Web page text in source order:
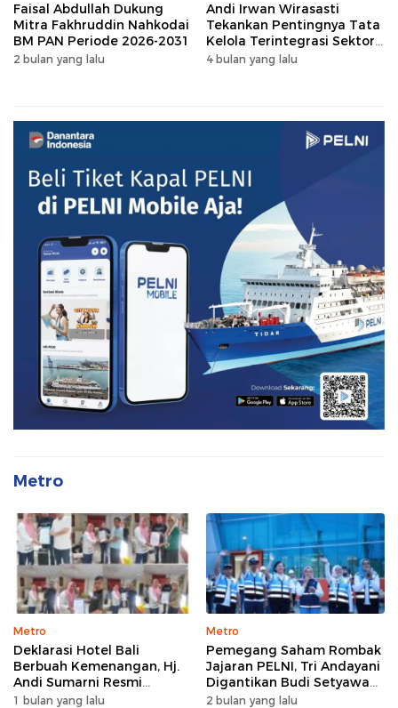
Faisal Abdullah Dukung
Mitra Fakhruddin Nahkodai
BM PAN Periode 2026-2031
2 bulan yang lalu
Andi Irwan Wirasasti
Tekankan Pentingnya Tata
Kelola Terintegrasi Sektor
Peternakan Sulsel
4 bulan yang lalu
Metro
Metro
Deklarasi Hotel Bali
Berbuah Kemenangan, Hj.
Andi Sumarni Resmi
Nahkodai DPW FK PKBM
1 bulan yang lalu
Metro
Pemegang Saham Rombak
Jajaran PELNI, Tri Andayani
Digantikan Budi Setyawan
Wijaya sebagai Dirut
2 bulan yang lalu